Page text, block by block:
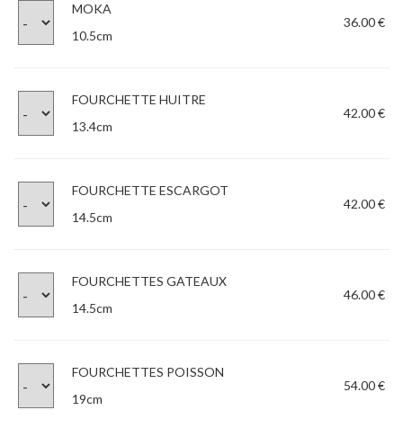
MOKA
10.5cm
36.00 €
FOURCHETTE HUITRE
13.4cm
42.00 €
FOURCHETTE ESCARGOT
14.5cm
42.00 €
FOURCHETTES GATEAUX
14.5cm
46.00 €
FOURCHETTES POISSON
19cm
54.00 €